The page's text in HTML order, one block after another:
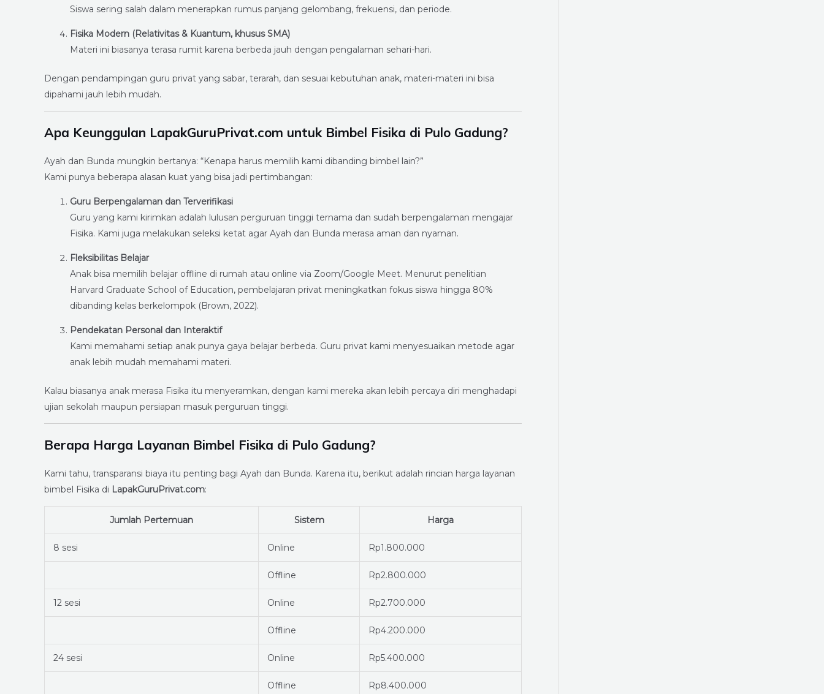
Siswa sering salah dalam menerapkan rumus panjang gelombang, frekuensi, dan periode.
Fisika Modern (Relativitas & Kuantum, khusus SMA)
Materi ini biasanya terasa rumit karena berbeda jauh dengan pengalaman sehari-hari.
Dengan pendampingan guru privat yang sabar, terarah, dan sesuai kebutuhan anak, materi-materi ini bisa
dipahami jauh lebih mudah.
Apa Keunggulan LapakGuruPrivat.com untuk Bimbel Fisika di Pulo Gadung?
Ayah dan Bunda mungkin bertanya: “Kenapa harus memilih kami dibanding bimbel lain?”
Kami punya beberapa alasan kuat yang bisa jadi pertimbangan:
Guru Berpengalaman dan Terverifikasi
Guru yang kami kirimkan adalah lulusan perguruan tinggi ternama dan sudah berpengalaman mengajar
Fisika. Kami juga melakukan seleksi ketat agar Ayah dan Bunda merasa aman dan nyaman.
Fleksibilitas Belajar
Anak bisa memilih belajar offline di rumah atau online via Zoom/Google Meet. Menurut penelitian
Harvard Graduate School of Education, pembelajaran privat meningkatkan fokus siswa hingga 80%
dibanding kelas berkelompok (Brown, 2022).
Pendekatan Personal dan Interaktif
Kami memahami setiap anak punya gaya belajar berbeda. Guru privat kami menyesuaikan metode agar
anak lebih mudah memahami materi.
Kalau biasanya anak merasa Fisika itu menyeramkan, dengan kami mereka akan lebih percaya diri menghadapi
ujian sekolah maupun persiapan masuk perguruan tinggi.
Berapa Harga Layanan Bimbel Fisika di Pulo Gadung?
Kami tahu, transparansi biaya itu penting bagi Ayah dan Bunda. Karena itu, berikut adalah rincian harga layanan
bimbel Fisika di LapakGuruPrivat.com:
Jumlah Pertemuan Sistem Harga
8 sesi Online Rp1.800.000
Offline Rp2.800.000
12 sesi Online Rp2.700.000
Offline Rp4.200.000
24 sesi Online Rp5.400.000
Offline Rp8.400.000